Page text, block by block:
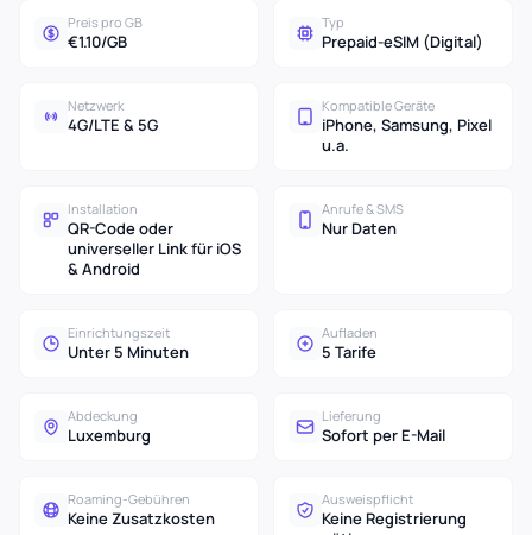
Preis pro GB
€1.10/GB
Typ
Prepaid-eSIM (Digital)
Netzwerk
4G/LTE & 5G
Kompatible Geräte
iPhone, Samsung, Pixel
u.a.
Installation
QR-Code oder
universeller Link für iOS
& Android
Anrufe & SMS
Nur Daten
Einrichtungszeit
Unter 5 Minuten
Aufladen
5 Tarife
Abdeckung
Luxemburg
Lieferung
Sofort per E-Mail
Roaming-Gebühren
Keine Zusatzkosten
Ausweispflicht
Keine Registrierung